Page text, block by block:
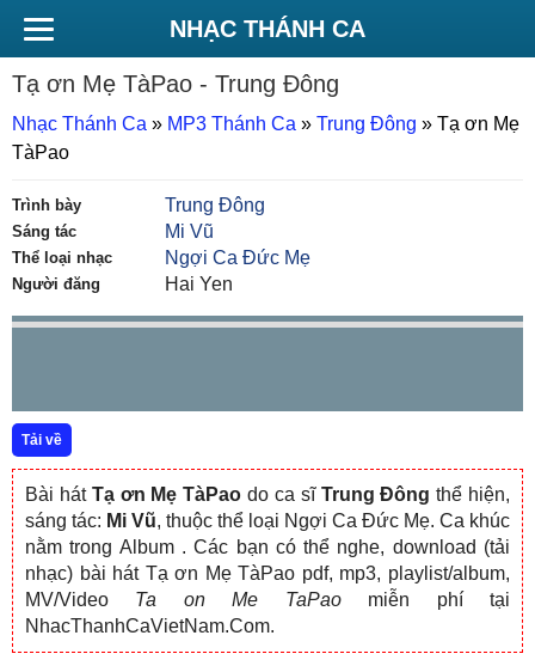
NHẠC THÁNH CA
Tạ ơn Mẹ TàPao - Trung Đông
Nhạc Thánh Ca » MP3 Thánh Ca » Trung Đông » Tạ ơn Mẹ
TàPao
Trình bày Trung Đông
Sáng tác Mi Vũ
Thể loại nhạc Ngợi Ca Đức Mẹ
Người đăng Hai Yen
Tải về
Bài hát Tạ ơn Mẹ TàPao do ca sĩ Trung Đông thể hiện,
sáng tác: Mi Vũ, thuộc thể loại Ngợi Ca Đức Mẹ. Ca khúc
nằm trong Album . Các bạn có thể nghe, download (tải
nhạc) bài hát Tạ ơn Mẹ TàPao pdf, mp3, playlist/album,
MV/Video Ta on Me TaPaomiễn phí tại
NhacThanhCaVietNam.Com.